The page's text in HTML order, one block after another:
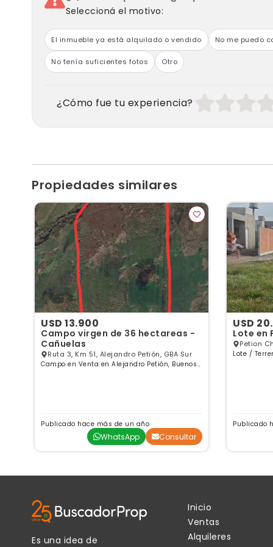
Seleccioná el motivo:
El inmueble ya está alquilado o vendido No me puedo
No tenía suficientes fotos Otro
¿Cómo fue tu experiencia?
Propiedades similares
USD 13.900
Campo virgen de 36 hectareas -
Cañuelas
Ruta 3, Km 51, Alejandro Petión, GBA Sur
Campo en Venta en Alejandro Petión, Buenos
Publicado hace más de un año
WhatsApp Consultar
USD
Lote en
Petion
Lote /
Publicado
Es una idea de
Inicio
Ventas
Alquileres